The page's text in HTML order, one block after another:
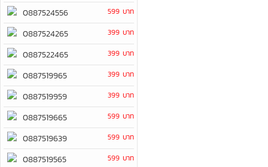
0887524556 599 บาท
0887524265 399 บาท
0887522465 399 บาท
0887519965 399 บาท
0887519959 399 บาท
0887519665 599 บาท
0887519639 599 บาท
0887519565 599 บาท